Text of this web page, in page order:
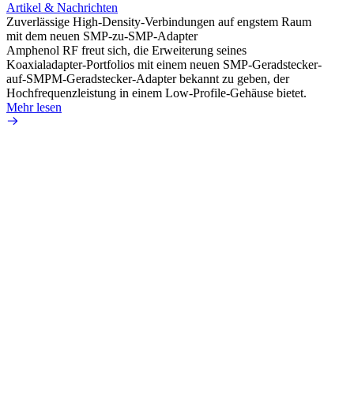
Artikel & Nachrichten
Zuverlässige High-Density-Verbindungen auf engstem Raum
mit dem neuen SMP-zu-SMP-Adapter
Amphenol RF freut sich, die Erweiterung seines
Koaxialadapter-Portfolios mit einem neuen SMP-Geradstecker-
auf-SMPM-Geradstecker-Adapter bekannt zu geben, der
Hochfrequenzleistung in einem Low-Profile-Gehäuse bietet.
Mehr lesen